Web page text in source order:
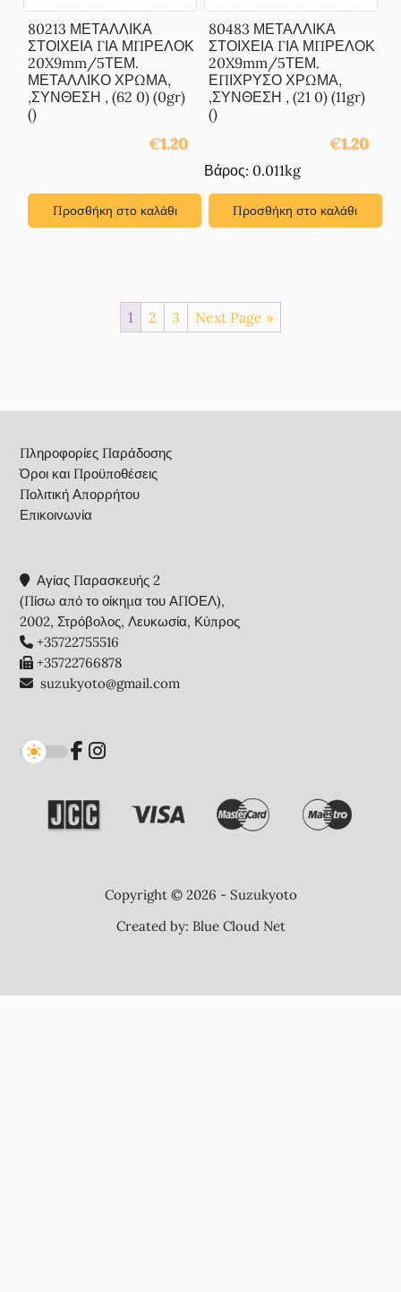
80213 ΜΕΤΑΛΛΙΚΑ
ΣΤΟΙΧΕΙΑ ΓΙΑ ΜΠΡΕΛΟΚ
20X9mm/5ΤΕΜ.
ΜΕΤΑΛΛΙΚΟ ΧΡΩΜΑ,
,ΣΥΝΘΕΣΗ , (62 0) (0gr)
()
€1.20
Προσθήκη στο καλάθι
80483 ΜΕΤΑΛΛΙΚΑ
ΣΤΟΙΧΕΙΑ ΓΙΑ ΜΠΡΕΛΟΚ
20X9mm/5ΤΕΜ.
ΕΠΙΧΡΥΣΟ ΧΡΩΜΑ,
,ΣΥΝΘΕΣΗ , (21 0) (11gr)
()
€1.20
Βάρος: 0.011kg
Προσθήκη στο καλάθι
1 2 3 Next Page »
Πληροφορίες Παράδοσης
Όροι και Προϋποθέσεις
Πολιτική Απορρήτου
Επικοινωνία
Αγίας Παρασκευής 2
(Πίσω από το οίκημα του ΑΠΟΕΛ),
2002, Στρόβολος, Λευκωσία, Κύπρος
+35722755516
+35722766878
suzukyoto@gmail.com
Copyright © 2026 - Suzukyoto
Created by: Blue Cloud Net